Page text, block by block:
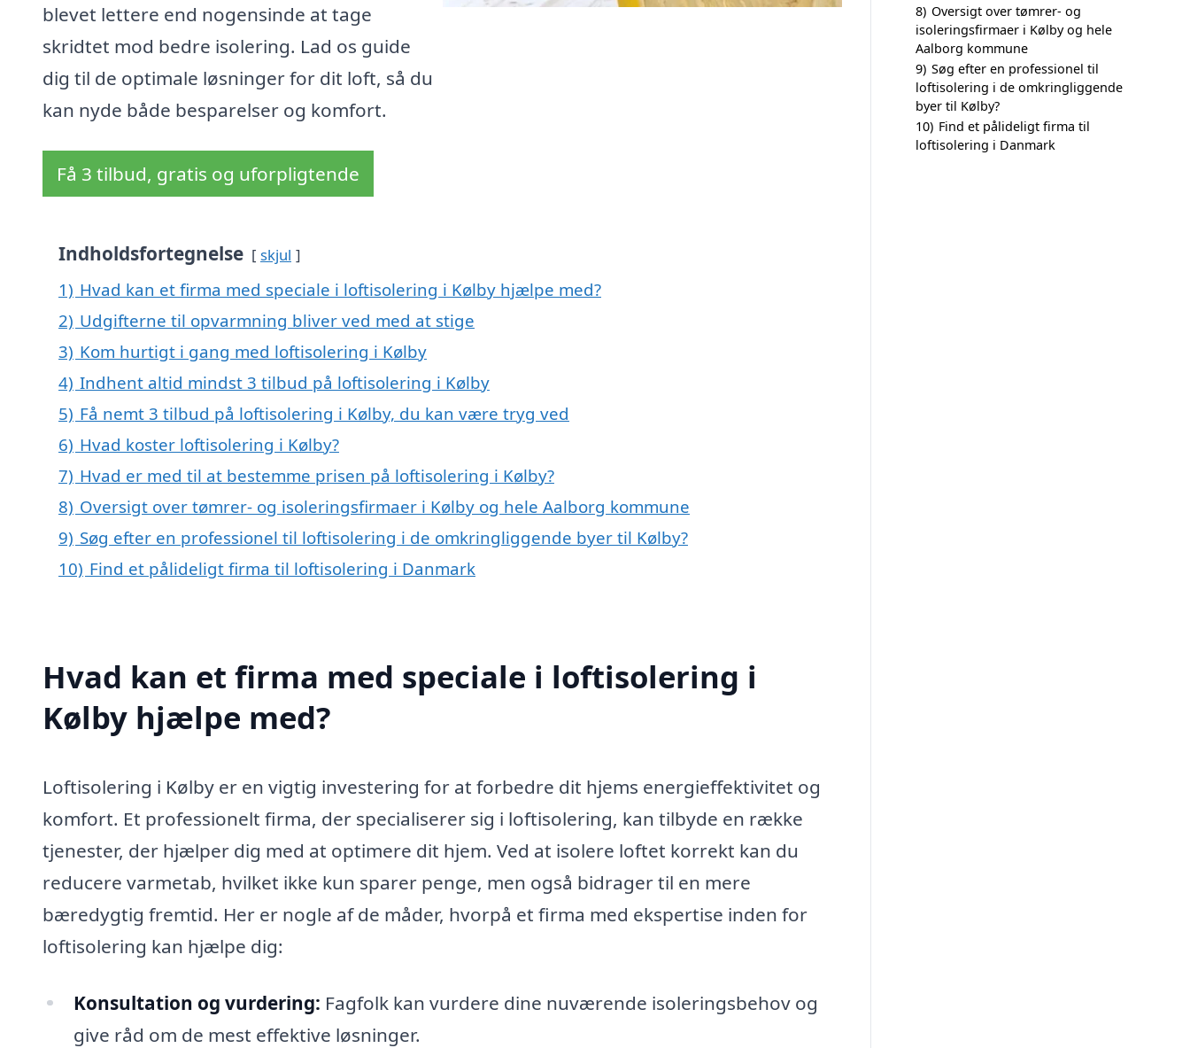
blevet lettere end nogensinde at tage
skridtet mod bedre isolering. Lad os guide
dig til de optimale løsninger for dit loft, så du
kan nyde både besparelser og komfort.
Få 3 tilbud, gratis og uforpligtende
Indholdsfortegnelse skjul
1) Hvad kan et firma med speciale i loftisolering i Kølby hjælpe med?
2) Udgifterne til opvarmning bliver ved med at stige
3) Kom hurtigt i gang med loftisolering i Kølby
4) Indhent altid mindst 3 tilbud på loftisolering i Kølby
5) Få nemt 3 tilbud på loftisolering i Kølby, du kan være tryg ved
6) Hvad koster loftisolering i Kølby?
7) Hvad er med til at bestemme prisen på loftisolering i Kølby?
8) Oversigt over tømrer- og isoleringsfirmaer i Kølby og hele Aalborg kommune
9) Søg efter en professionel til loftisolering i de omkringliggende byer til Kølby?
10) Find et pålideligt firma til loftisolering i Danmark
Hvad kan et firma med speciale i loftisolering i
Kølby hjælpe med?
Loftisolering i Kølby er en vigtig investering for at forbedre dit hjems energieffektivitet og
komfort. Et professionelt firma, der specialiserer sig i loftisolering, kan tilbyde en række
tjenester, der hjælper dig med at optimere dit hjem. Ved at isolere loftet korrekt kan du
reducere varmetab, hvilket ikke kun sparer penge, men også bidrager til en mere
bæredygtig fremtid. Her er nogle af de måder, hvorpå et firma med ekspertise inden for
loftisolering kan hjælpe dig:
Konsultation og vurdering: Fagfolk kan vurdere dine nuværende isoleringsbehov og
give råd om de mest effektive løsninger.
8) Oversigt over tømrer- og
isoleringsfirmaer i Kølby og hele
Aalborg kommune
9) Søg efter en professionel til
loftisolering i de omkringliggende
byer til Kølby?
10) Find et pålideligt firma til
loftisolering i Danmark